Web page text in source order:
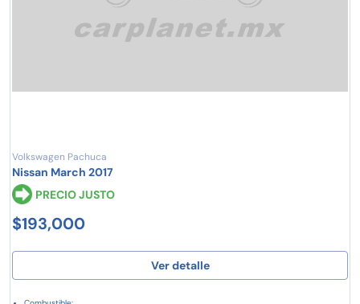
Volkswagen Pachuca
Nissan March 2017
PRECIO JUSTO
$193,000
Ver detalle